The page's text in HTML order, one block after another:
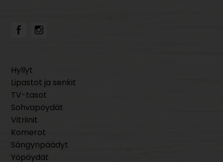
Hyllyt
Lipastot ja senkit
TV-tasot
Sohvapöydät
Vitriinit
Komerot
Sängynpäädyt
Yöpöydät